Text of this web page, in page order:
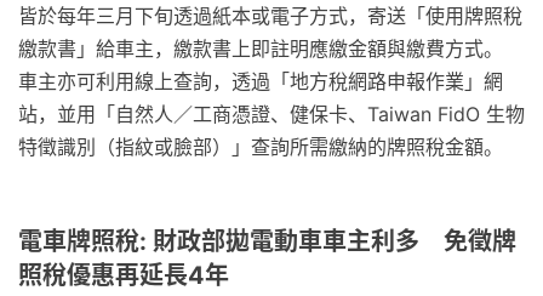
皆於每年三月下旬透過紙本或電子方式，寄送「使用牌照稅
繳款書」給車主，繳款書上即註明應繳金額與繳費方式。
車主亦可利用線上查詢，透過「地方稅網路申報作業」網
站，並用「自然人／工商憑證、健保卡、Taiwan FidO 生物
特徵識別（指紋或臉部）」查詢所需繳納的牌照稅金額。
電車牌照稅: 財政部拋電動車車主利多 免徵牌
照稅優惠再延長4年